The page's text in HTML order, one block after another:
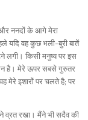
और ननदों के आगे मेरा
यदि वह कुछ भली-बुरी बातें
लगी। किसी मनुष्य पर इस
है। मेरे ऊपर सबसे गुरुतर
मेरे इशारों पर चलते है; पर
ने व्रत रखा। मैंने भी सदैव की